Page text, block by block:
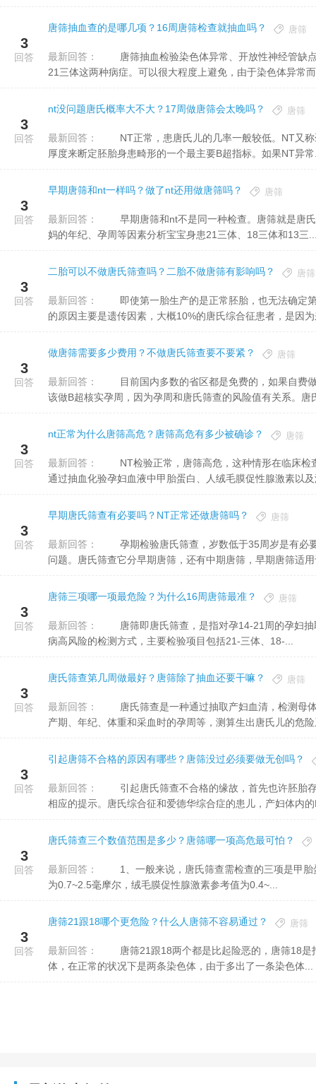
3
回答
唐筛抽血查的是哪几项？16周唐筛检查就抽血吗？ 唐筛
最新回答：
21三体这两种病症。可以很大程度上避免，由于染色体异常
3
回答
nt没问题唐氏概率大不大？17周做唐筛会太晚吗？ 唐筛
最新回答：
厚度来断定胚胎身患畸形的一个最主要B超指标。如果NT异
3
回答
早期唐筛和nt一样吗？做了nt还用做唐筛吗？ 唐筛
最新回答：
妈的年纪、孕周等因素分析宝宝身患21三体、18三体和13三
3
回答
二胎可以不做唐氏筛查吗？二胎不做唐筛有影响吗？ 唐筛
最新回答：
的原因主要是遗传因素，大概10%的唐氏综合征患者，是因
3
回答
做唐筛需要多少费用？不做唐氏筛查要不要紧？ 唐筛
最新回答：
该做B超核实孕周，因为孕周和唐氏筛查的风险值有关系。唐
3
回答
nt正常为什么唐筛高危？唐筛高危有多少被确诊？ 唐筛
最新回答：
通过抽血化验孕妇血液中甲胎蛋白、人绒毛膜促性腺激素以
3
回答
早期唐氏筛查有必要吗？NT正常还做唐筛吗？ 唐筛
最新回答：
问题。唐氏筛查它分早期唐筛，还有中期唐筛，早期唐筛适
3
回答
唐筛三项哪一项最危险？为什么16周唐筛最准？ 唐筛
最新回答：
病高风险的检测方式，主要检验项目包括21-三体、18-...
3
回答
唐氏筛查第几周做最好？唐筛除了抽血还要干嘛？ 唐筛
最新回答：
产期、年纪、体重和采血时的孕周等，测算生出唐氏儿的危
3
回答
引起唐筛不合格的原因有哪些？唐筛没过必须要做无创吗？
最新回答：
相应的提示。唐氏综合征和爱德华综合症的患儿，产妇体内
3
回答
唐氏筛查三个数值范围是多少？唐筛哪一项高危最可怕？
最新回答：
为0.7~2.5毫摩尔，绒毛膜促性腺激素参考值为0.4~...
3
回答
唐筛21跟18哪个更危险？什么人唐筛不容易通过？ 唐筛
最新回答：
体，在正常的状况下是两条染色体，由于多出了一条染色体...